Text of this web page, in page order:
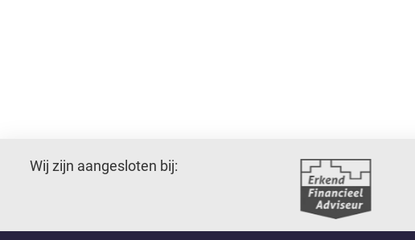
Wij zijn aangesloten bij: